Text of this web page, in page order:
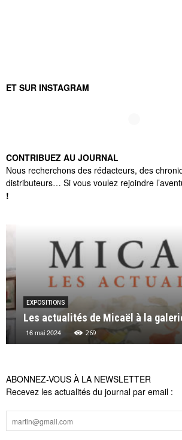
ET SUR INSTAGRAM
CONTRIBUEZ AU JOURNAL
Nous recherchons des rédacteurs, des
distributeurs… Si vous voulez rejoindre
!
EXPOSITIONS
Les actualités de Micaël à la galerie
16 mai 2024 269
ABONNEZ-VOUS À LA NEWSLETTER
Recevez les actualités du journal par email :